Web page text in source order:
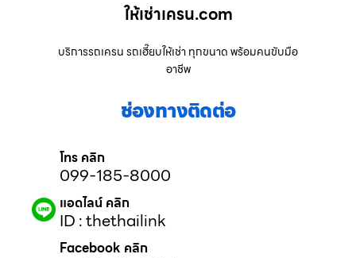
ให้เช่าเครน.com
บริการรถเครน รถเฮี๊ยบให้เช่า ทุกขนาด พร้อมคนขับมือ
อาชีพ
ช่องทางติดต่อ
โทร คลิก
099-185-8000
แอดไลน์ คลิก
ID : thethailink
Facebook คลิก